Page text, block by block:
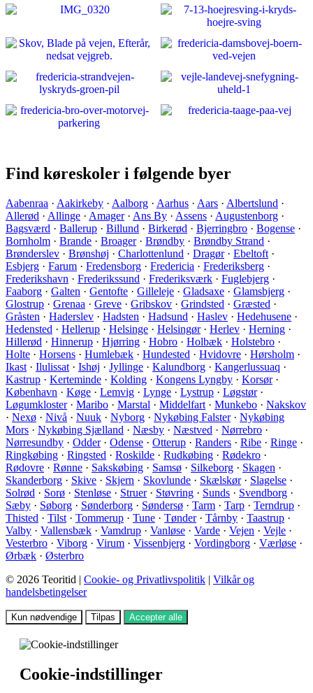
Find køreskoler i følgende byer
Aabenraa · Aakirkeby · Aalborg · Aarhus · Aars · Albertslund ·
Allerød · Allinge · Amager· Ans By · Assens · Augustenborg ·
Bagsværd · Ballerup · Billund · Birkerød · Bjerringbro · Bogense ·
Bornholm · Brande · Broager· Brøndby · Brøndby Strand ·
Brønderslev · Brønshøj · Charlottenlund · Dragør· Ebeltoft ·
Esbjerg · Farum · Fredensborg · Fredericia · Frederiksberg ·
Frederikshavn · Frederikssund · Frederiksværk · Fuglebjerg ·
Faaborg · Galten · Gentofte · Gilleleje · Gladsaxe · Glamsbjerg ·
Glostrup · Grenaa · Greve · Gribskov · Grindsted · Græsted ·
Gråsten · Haderslev · Hadsten · Hadsund · Haslev · Hedehusene ·
Hedensted · Hellerup · Helsinge · Helsingør· Herlev · Herning ·
Hillerød · Hinnerup · Hjørring · Hobro · Holbæk · Holstebro ·
Holte · Horsens · Humlebæk · Hundested · Hvidovre · Hørsholm ·
Ikast · Ilulissat · Ishøj · Jyllinge · Kalundborg · Kangerlussuaq ·
Kastrup · Kerteminde · Kolding · Kongens Lyngby · Korsør·
København · Køge · Lemvig · Lynge · Lystrup · Løgstør·
Løgumkloster· Maribo · Marstal · Middelfart · Munkebo · Nakskov
· Nexø · Nivå · Nuuk · Nyborg · Nykøbing Falster· Nykøbing
Mors · Nykøbing Sjælland · Næsby · Næstved · Nørrebro ·
Nørresundby · Odder· Odense · Otterup · Randers · Ribe · Ringe ·
Ringkøbing · Ringsted · Roskilde · Rudkøbing · Rødekro ·
Rødovre · Rønne · Sakskøbing · Samsø · Silkeborg · Skagen ·
Skanderborg · Skive · Skjern · Skovlunde · Skælskør· Slagelse ·
Solrød · Sorø · Stenløse · Struer· Støvring · Sunds · Svendborg ·
Sæby · Søborg · Sønderborg · Søndersø · Tarm · Tarp · Terndrup ·
Thisted · Tilst · Tommerup · Tune · Tønder· Tårnby · Taastrup ·
Valby · Vallensbæk · Vamdrup · Vanløse · Varde · Vejen · Vejle ·
Vesterbro · Viborg · Virum · Vissenbjerg · Vordingborg · Værløse ·
Ørbæk · Østerbro
© 2026 Teoritid | Cookie- og Privatlivspolitik | Vilkår og
handelsbetingelser
Kun nødvendige Tilpas Accepter alle
Cookie-indstillinger